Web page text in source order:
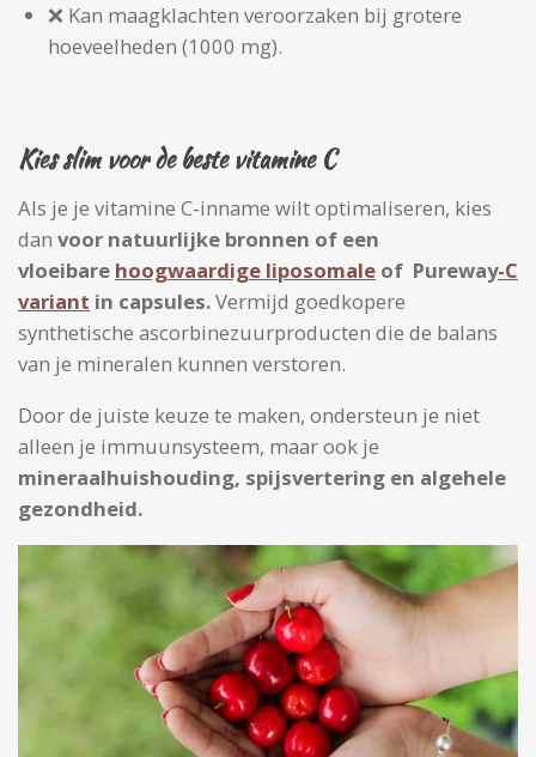
❌ Kan maagklachten veroorzaken bij grotere
hoeveelheden (1000 mg).
Kies slim voor de beste vitamine C
Als je je vitamine C-inname wilt optimaliseren, kies
dan voor natuurlijke bronnen of een
vloeibare hoogwaardige liposomale of Pureway-C
variant in capsules.Vermijd goedkopere
synthetische ascorbinezuurproducten die de balans
van je mineralen kunnen verstoren.
Door de juiste keuze te maken, ondersteun je niet
alleen je immuunsysteem, maar ook je
mineraalhuishouding, spijsvertering en algehele
gezondheid.